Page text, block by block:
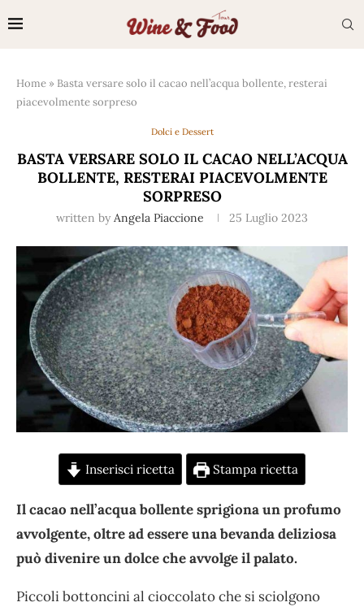
Home » Basta versare solo il cacao nell’acqua bollente, resterai
piacevolmente sorpreso
Dolci e Dessert
BASTA VERSARE SOLO IL CACAO NELL’ACQUA
BOLLENTE, RESTERAI PIACEVOLMENTE
SORPRESO
written by Angela Piaccione 25 Luglio 2023
Inserisci ricetta Stampa ricetta
Il cacao nell’acqua bollente sprigiona un profumo
avvolgente, oltre ad essere una bevanda deliziosa
può divenire un dolce che avvolge il palato.
Piccoli bottoncini al cioccolato che si sciolgono